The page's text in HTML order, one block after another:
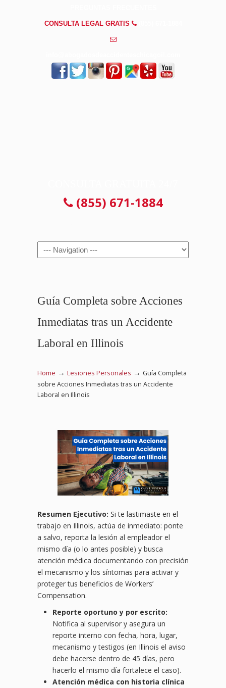
CONSULTA LEGAL GRATIS
(855) 671-1884
Navigation
Guía Completa sobre Acciones
Inmediatas tras un Accidente
Laboral en Illinois
Home → Lesiones Personales → Guía Completa
sobre Acciones Inmediatas tras un Accidente
Laboral en Illinois
Resumen Ejecutivo: Si te lastimaste en el
trabajo en Illinois, actúa de inmediato: ponte
a salvo, reporta la lesión al empleador el
mismo día (o lo antes posible) y busca
atención médica documentando con precisión
el mecanismo y los síntomas para activar y
proteger tus beneficios de Workers’
Compensation.
Reporte oportuno y por escrito:
Notifica al supervisor y asegura un
reporte interno con fecha, hora, lugar,
mecanismo y testigos (en Illinois el aviso
debe hacerse dentro de 45 días, pero
hacerlo el mismo día fortalece el caso).
Atención médica con historia clínica